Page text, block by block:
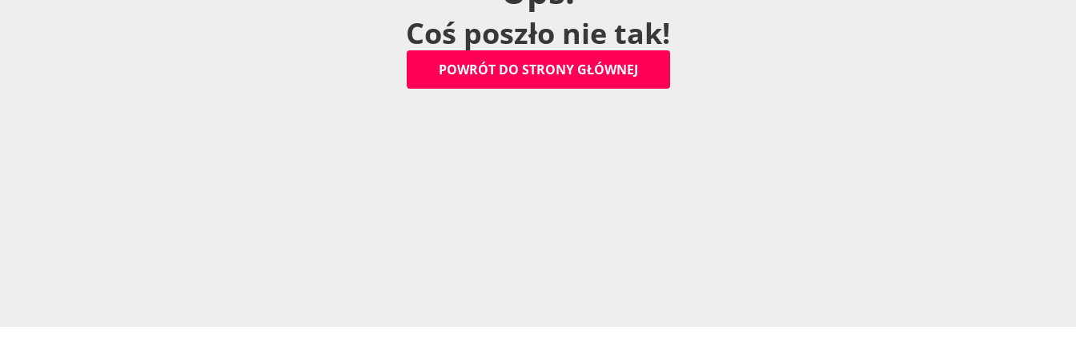
Coś poszło nie tak!
POWRÓT DO STRONY GŁÓWNEJ